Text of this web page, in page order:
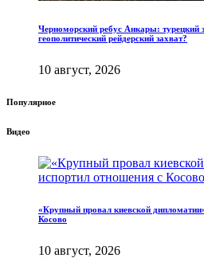
Черноморский ребус Анкары: турецкий
геополитический рейдерский захват?
10 август, 2026
Популярное
Видео
«Крупный провал киевской
Косово
10 август, 2026